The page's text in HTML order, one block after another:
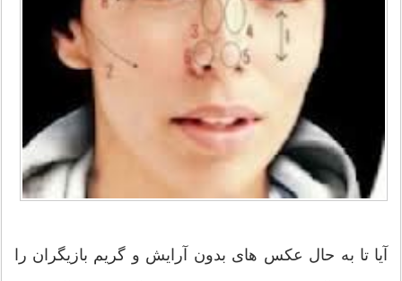
آیا تا به حال عکس های بدون آرایش و گریم بازیگران را